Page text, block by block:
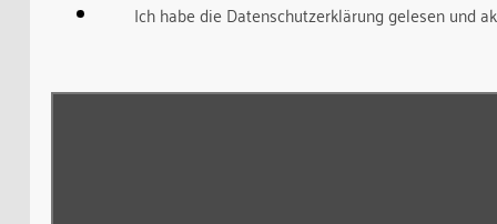
Ich habe die Datenschutzerklärung gelesen und